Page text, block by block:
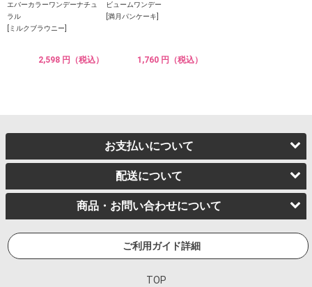
エバーカラーワンデーナチュ
ラル
[ミルクブラウニー]
2,598 円（税込）
ビュームワンデー
[満月パンケーキ]
1,760 円（税込）
お支払いについて
配送について
商品・お問い合わせについて
ご利用ガイド詳細
TOP